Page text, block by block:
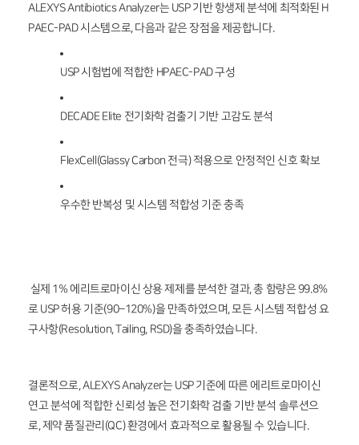
ALEXYS Antibiotics Analyzer는 USP 기반 항생제 분석에 최적화된 H
PAEC-PAD 시스템으로, 다음과 같은 장점을 제공합니다.
USP 시험법에 적합한 HPAEC-PAD 구성
DECADE Elite 전기화학 검출기 기반 고감도 분석
FlexCell(Glassy Carbon 전극) 적용으로 안정적인 신호 확보
우수한 반복성 및 시스템 적합성 기준 충족
실제 1% 에리트로마이신 상용 제제를 분석한 결과, 총 함량은 99.8%
로 USP 허용 기준(90–120%)을 만족하였으며, 모든 시스템 적합성 요
구사항(Resolution, Tailing, RSD)을 충족하였습니다.
결론적으로, ALEXYS Analyzer는 USP 기준에 따른 에리트로마이신
연고 분석에 적합한 신뢰성 높은 전기화학 검출 기반 분석 솔루션으
로, 제약 품질관리(QC) 환경에서 효과적으로 활용될 수 있습니다.